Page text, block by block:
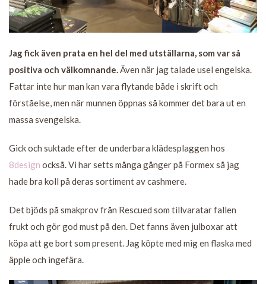
Jag fick även prata en hel del med utställarna, som var så
positiva och välkomnande.Även när jag talade usel engelska.
Fattar inte hur man kan vara flytande både i skrift och
förståelse, men när munnen öppnas så kommer det bara ut en
massa svengelska.
Gick och suktade efter de underbara klädesplaggen hos
8design också. Vi har setts många gånger på Formex så jag
hade bra koll på deras sortiment av cashmere.
Det bjöds på smakprov från Rescued som tillvaratar fallen
frukt och gör god must på den. Det fanns även julboxar att
köpa att ge bort som present. Jag köpte med mig en flaska med
äpple och ingefära.